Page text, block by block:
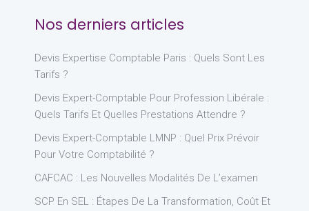
Nos derniers articles
Devis Expertise Comptable Paris : Quels Sont Les
Tarifs ?
Devis Expert-Comptable Pour Profession Libérale :
Quels Tarifs Et Quelles Prestations Attendre ?
Devis Expert-Comptable LMNP : Quel Prix Prévoir
Pour Votre Comptabilité ?
CAFCAC : Les Nouvelles Modalités De L’examen
SCP En SEL : Étapes De La Transformation, Coût Et